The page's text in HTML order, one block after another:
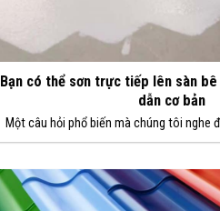
Bạn có thể sơn trực tiếp lên sàn
dẫn cơ bản
Một câu hỏi phổ biến mà chúng tôi nghe